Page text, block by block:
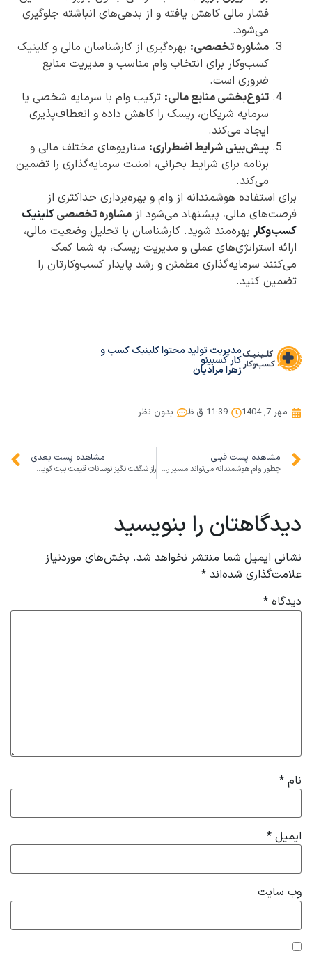
فشار مالی کاهش یافته و از بدهی‌های انباشته جلوگیری
می‌شود.
مشاوره تخصصی: بهره‌گیری از کارشناسان مالی و کلینیک
کسب‌وکار برای انتخاب وام مناسب و مدیریت منابع
ضروری است.
تنوع‌بخشی منابع مالی: ترکیب وام با سرمایه شخصی یا
سرمایه شریکان، ریسک را کاهش داده و انعطاف‌پذیری
ایجاد می‌کند.
پیش‌بینی شرایط اضطراری: سناریوهای مختلف مالی و
برنامه برای شرایط بحرانی، امنیت سرمایه‌گذاری را تضمین
می‌کند.
برای استفاده هوشمندانه از وام و بهره‌برداری حداکثری از
فرصت‌های مالی، پیشنهاد می‌شود از مشاوره تخصصیکلینیک
کسب‌وکار بهره‌مند شوید. کارشناسان با تحلیل وضعیت مالی،
ارائه استراتژی‌های عملی و مدیریت ریسک، به شما کمک
می‌کنند سرمایه‌گذاری مطمئن و رشد پایدار کسب‌وکارتان را
تضمین کنید.
مدیریت تولید محتوا کلینیک کسب و
کار کسبینو
زهرا مرادیان
مهر 7, 1404 11:39 ق.ظ بدون نظر
مشاهده پست قبلی
چطور وام هوشمندانه می‌تواند مسیر رشد کسب‌وکارهای ایرانی را هموار کند؟
مشاهده پست بعدی
راز شگفت‌انگیز نوسانات قیمت بیت کوین و تتر؛ تهدید یا فرصت برای کسب‌وکارهای ایرانی
دیدگاهتان را بنویسید
نشانی ایمیل شما منتشر نخواهد شد. بخش‌های موردنیاز
علامت‌گذاری شده‌اند *
دیدگاه *
نام *
ایمیل *
وب‌ سایت